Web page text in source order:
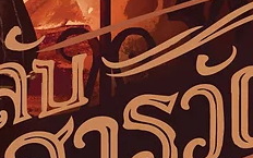
ถึงถ้อยคำภาษาของ
และทรงพลังราวบ
ทั้งหมดนี้ ล้วนมีอยู่แ